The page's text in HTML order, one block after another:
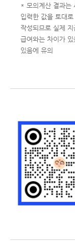
* 모의계산 결과는
입력한 값을 토대로
작성되므로 실제 지
급여와는 차이가 있
있음에 유의